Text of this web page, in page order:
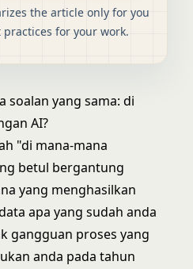
the article only for you
for your work.
soalan yang sama: di
AI?
"di mana-mana
betul bergantung
yang menghasilkan
apa yang sudah anda
gangguan proses yang
anda pada tahun